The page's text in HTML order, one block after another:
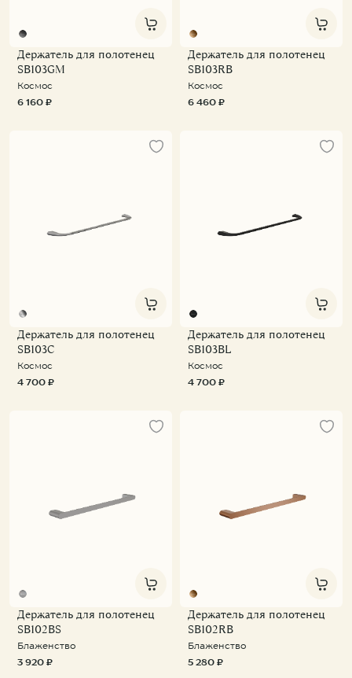
KNOTLOR
15 500 ₽
KNOTLOR
Держатель для полотенец
SB103GM
Космос
6 160 ₽
Держатель для полотенец
SB103RB
Космос
6 460 ₽
Держатель для полотенец
SB103C
Космос
4 700 ₽
Держатель для полотенец
SB103BL
Космос
4 700 ₽
Держатель для полотенец
SB102BS
Блаженство
3 920 ₽
Держатель для полотенец
SB102RB
Блаженство
5 280 ₽